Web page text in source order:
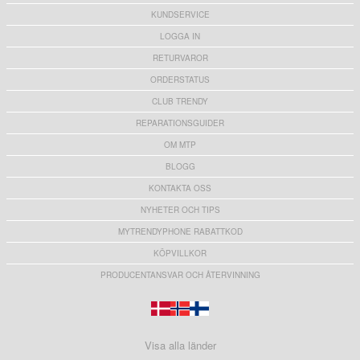
KUNDSERVICE
LOGGA IN
RETURVAROR
ORDERSTATUS
CLUB TRENDY
REPARATIONSGUIDER
OM MTP
BLOGG
KONTAKTA OSS
NYHETER OCH TIPS
MYTRENDYPHONE RABATTKOD
KÖPVILLKOR
PRODUCENTANSVAR OCH ÅTERVINNING
Visa alla länder